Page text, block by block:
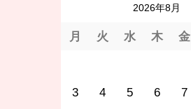
2026年8月
月 火 水 木 金
3 4 5 6 7